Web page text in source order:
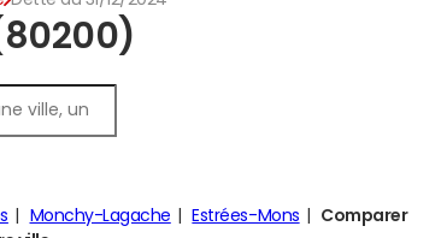
Monchy-Lagache Estrées-Mons
Comparer